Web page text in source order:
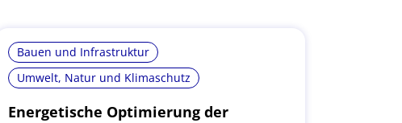
Bauen und Infrastruktur
Umwelt, Natur und Klimaschutz
Energetische Optimierung der